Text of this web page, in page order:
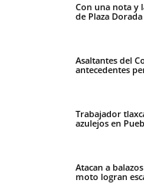
Con una nota y
de Plaza Dorada
Asaltantes del
antecedentes
Trabajador
azulejos en
Atacan a
moto logran